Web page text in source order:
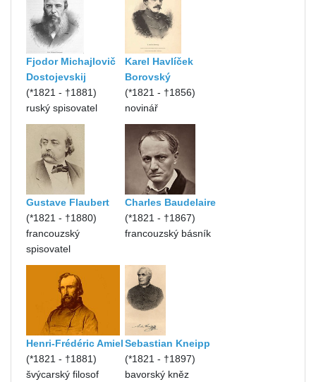
Fjodor Michajlovič
Dostojevskij
(*1821 - †1881)
ruský spisovatel
Karel Havlíček
Borovský
(*1821 - †1856)
novinář
Gustave Flaubert
(*1821 - †1880)
francouzský
spisovatel
Charles Baudelaire
(*1821 - †1867)
francouzský básník
Henri-Frédéric Amiel
(*1821 - †1881)
švýcarský filosof
Sebastian Kneipp
(*1821 - †1897)
bavorský kněz